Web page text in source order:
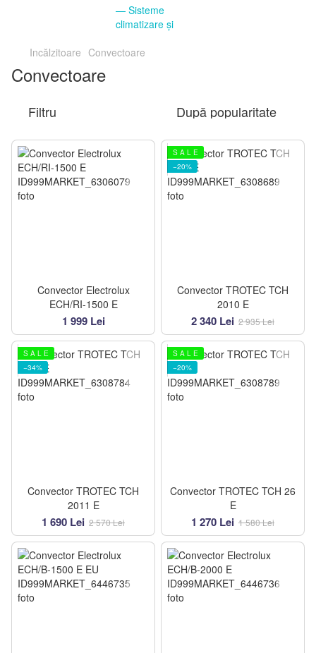
Incălzitoare Convectoare
Convectoare
Filtru După popularitate
Convector Electrolux
ECH/RI-1500 E
1 999 Lei
S A L E
−20%
Convector TROTEC TCH
2010 E
2 340 Lei 2 935 Lei
S A L E
−34%
Convector TROTEC TCH
2011 E
1 690 Lei 2 570 Lei
S A L E
−20%
Convector TROTEC TCH 26
E
1 270 Lei 1 580 Lei